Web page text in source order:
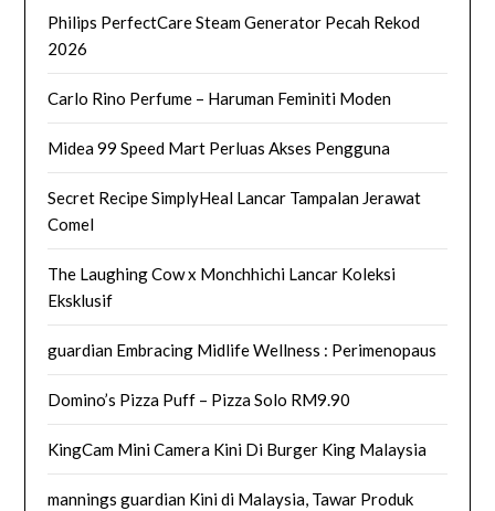
Philips PerfectCare Steam Generator Pecah Rekod
2026
Carlo Rino Perfume – Haruman Feminiti Moden
Midea 99 Speed Mart Perluas Akses Pengguna
Secret Recipe SimplyHeal Lancar Tampalan Jerawat
Comel
The Laughing Cow x Monchhichi Lancar Koleksi
Eksklusif
guardian Embracing Midlife Wellness : Perimenopaus
Domino’s Pizza Puff – Pizza Solo RM9.90
KingCam Mini Camera Kini Di Burger King Malaysia
mannings guardian Kini di Malaysia, Tawar Produk